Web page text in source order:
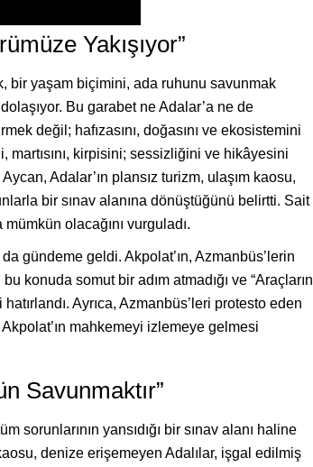
Yakışıyor”
bir yaşam biçimini, ada ruhunu savunmak
Bu garabet ne Adalar’a ne de
değil; hafızasını, doğasını ve ekosistemini
martısını, kirpisini; sessizliğini ve hikâyesini
Adalar’ın plansız turizm, ulaşım kaosu,
bir sınav alanına dönüştüğünü belirtti. Sait
olacağını vurguladı.
gündeme geldi. Akpolat’ın, Azmanbüs’lerin
konuda somut bir adım atmadığı ve “Araçların
Ayrıca, Azmanbüs’leri protesto eden
mahkemeyi izlemeye gelmesi
Savunmaktır”
sorunlarının yansıdığı bir sınav alanı haline
denize erişemeyen Adalılar, işgal edilmiş